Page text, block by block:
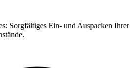
Sorgfältiges Ein- und Auspacken Ihrer